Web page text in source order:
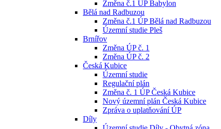
Změna č.1 ÚP Babylon
Bělá nad Radbuzou
Změna č.1 ÚP Bělá nad Radbuzou
Územní studie Pleš
Brnířov
Změna ÚP č. 1
Změna ÚP č. 2
Česká Kubice
Územní studie
Regulační plán
Změna č. 1 ÚP Česká Kubice
Nový územní plán Česká Kubice
Zpráva o uplatňování ÚP
Díly